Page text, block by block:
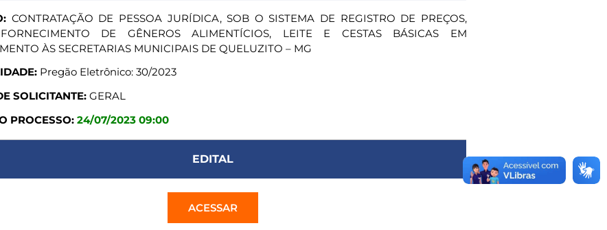
CONTRATAÇÃO DE PESSOA JURÍDICA, SOB O SISTEMA DE REGISTRO DE PREÇOS,
DE GÊNEROS ALIMENTÍCIOS, LEITE E CESTAS BÁSICAS EM
ÀS SECRETARIAS MUNICIPAIS DE QUELUZITO – MG
Pregão Eletrônico: 30/2023
SOLICITANTE:GERAL
PROCESSO:24/07/2023 09:00
EDITAL
ACESSAR